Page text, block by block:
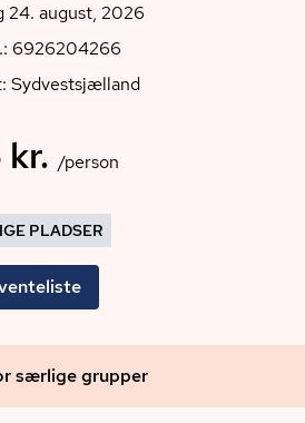
24. august, 2026
6926204266
Sydvestsjælland
kr. /person
PLADSER
særlige grupper